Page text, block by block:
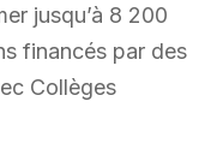
jusqu’à 8 200
financés par des
Collèges